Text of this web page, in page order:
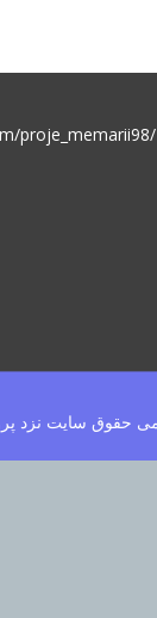
proje_memarii98/